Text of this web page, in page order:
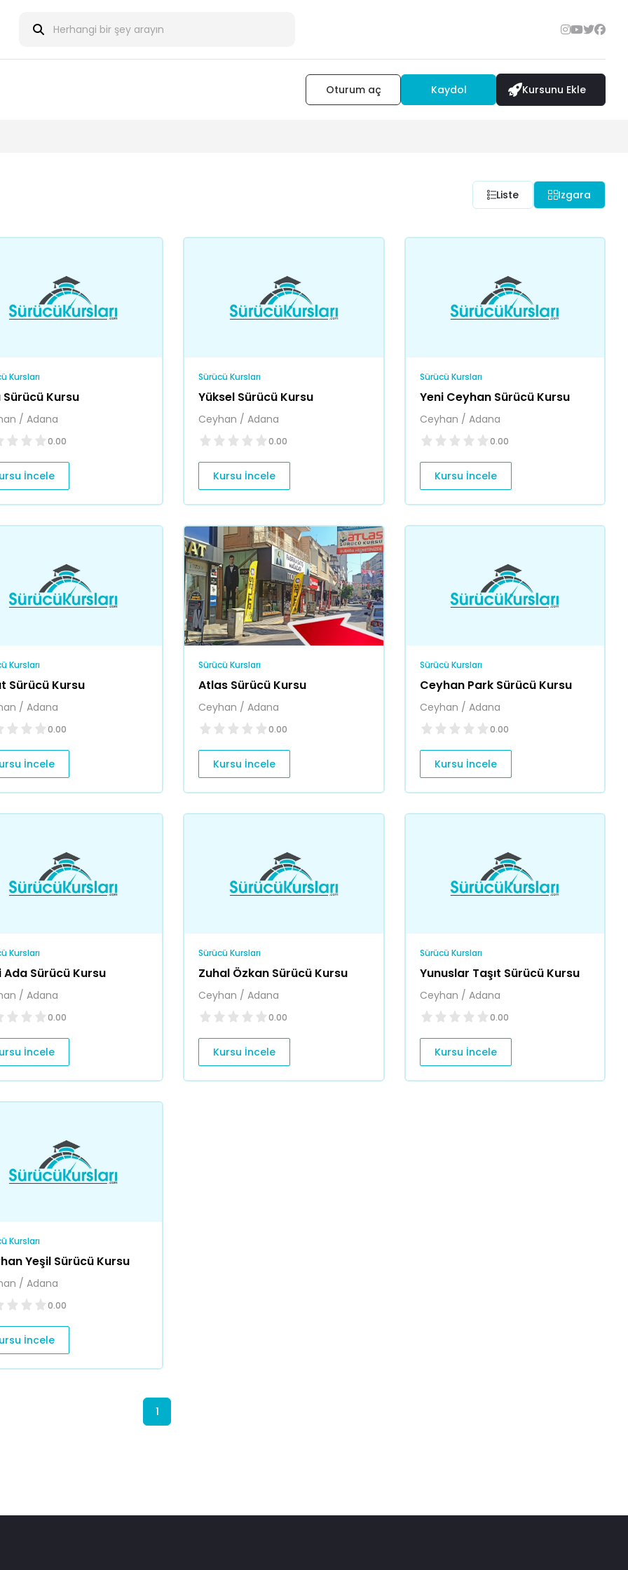
Oturum aç Kaydol Kursunu Ekle
Liste Izgara
Kursları
Sürücü Kursu
/ Adana
0.00
İncele
Sürücü Kursları
Yüksel Sürücü Kursu
Ceyhan / Adana
0.00
Kursu İncele
Sürücü Kursları
Yeni Ceyhan Sürücü Kursu
Ceyhan / Adana
0.00
Kursu İncele
Kursları
Sürücü Kursu
/ Adana
0.00
İncele
Sürücü Kursları
Atlas Sürücü Kursu
Ceyhan / Adana
0.00
Kursu İncele
Sürücü Kursları
Ceyhan Park Sürücü Kursu
Ceyhan / Adana
0.00
Kursu İncele
Kursları
Ada Sürücü Kursu
/ Adana
0.00
İncele
Sürücü Kursları
Zuhal Özkan Sürücü Kursu
Ceyhan / Adana
0.00
Kursu İncele
Sürücü Kursları
Yunuslar Taşıt Sürücü Kursu
Ceyhan / Adana
0.00
Kursu İncele
Kursları
Yeşil Sürücü Kursu
/ Adana
0.00
İncele
1